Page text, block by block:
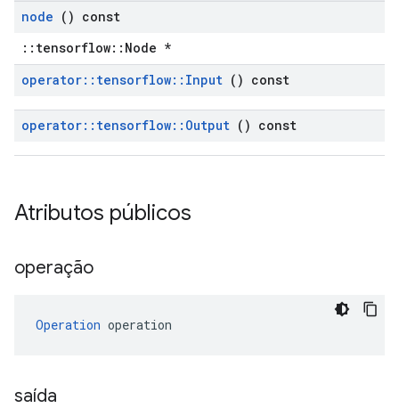
node () const
::tensorflow::Node *
operator:: tensorflow:: Input () const
operator:: tensorflow:: Output () const
Atributos públicos
operação
Operation operation
saída